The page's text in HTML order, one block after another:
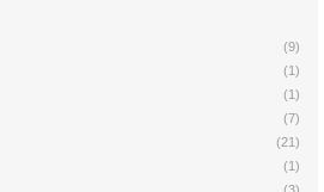
(9)
(1)
(1)
(7)
(21)
(1)